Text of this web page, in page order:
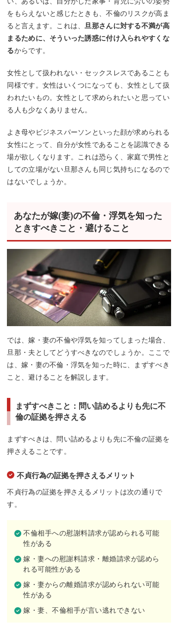
をもらえないと感じたときも、不倫のリスクが高ま
ると言えます。これは、旦那さんに対する不満が高
まるために、そういった誘惑に付け入られやすくな
るからです。
女性として扱われない・セックスレスであることも
同様です。女性はいくつになっても、女性として扱
われたいもの。女性として求められたいと思ってい
る人も少なくありません。
よき母やビジネスパーソンといった顔が求められる
女性にとって、自分が女性であることを認識できる
場が欲しくなります。これは恐らく、家庭で男性と
しての立場がない旦那さんも同じ気持ちになるので
はないでしょうか。
あなたが嫁(妻)の不倫・浮気を知った
ときすべきこと・避けること
では、嫁・妻の不倫や浮気を知ってしまった場合、
旦那・夫としてどうすべきなのでしょうか。ここで
は、嫁・妻の不倫・浮気を知った時に、まずすべき
こと、避けることを解説します。
まずすべきこと：問い詰めるよりも先に不
倫の証拠を押さえる
まずすべきは、問い詰めるよりも先に不倫の証拠を
押さえることです。
不貞行為の証拠を押さえるメリット
不貞行為の証拠を押さえるメリットは次の通りで
す。
不倫相手への慰謝料請求が認められる可能
性がある
嫁・妻への慰謝料請求・離婚請求が認めら
れる可能性がある
嫁・妻からの離婚請求が認められない可能
性がある
嫁・妻、不倫相手が言い逃れできない